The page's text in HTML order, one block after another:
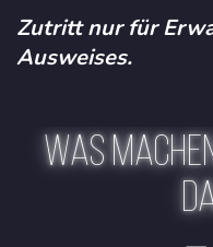
Zutritt nur für
Ausweises.
WAS